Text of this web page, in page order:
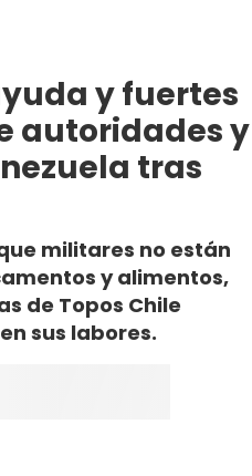
y fuertes
autoridades y
tras
militares no están
y alimentos,
de Topos Chile
sus labores.